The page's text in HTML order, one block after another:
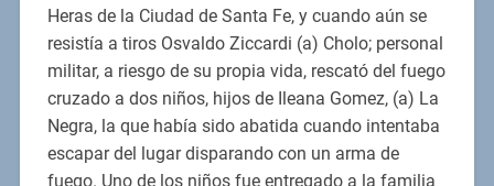
Heras de la Ciudad de Santa Fe, y cuando aún se
resistía a tiros Osvaldo Ziccardi (a) Cholo; personal
militar, a riesgo de su propia vida, rescató del fuego
cruzado a dos niños, hijos de Ileana Gomez, (a) La
Negra, la que había sido abatida cuando intentaba
escapar del lugar disparando con un arma de
fuego. Uno de los niños fue entregado a la familia